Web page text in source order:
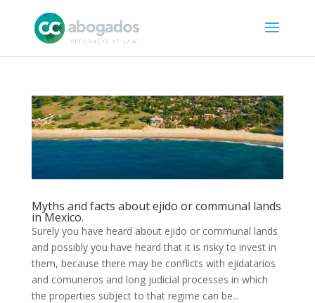
Myths and facts about ejido or communal lands
in Mexico.
Surely you have heard about ejido or communal lands
and possibly you have heard that it is risky to invest in
them, because there may be conflicts with ejidatarios
and comuneros and long judicial processes in which
the properties subject to that regime can be...